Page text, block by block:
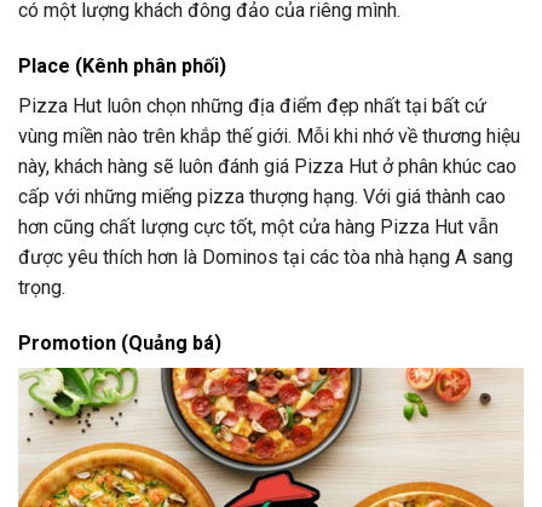
có một lượng khách đông đảo của riêng mình.
Place (Kênh phân phối)
Pizza Hut luôn chọn những địa điểm đẹp nhất tại bất cứ
vùng miền nào trên khắp thế giới. Mỗi khi nhớ về thương hiệu
này, khách hàng sẽ luôn đánh giá Pizza Hut ở phân khúc cao
cấp với những miếng pizza thượng hạng. Với giá thành cao
hơn cũng chất lượng cực tốt, một cửa hàng Pizza Hut vẫn
được yêu thích hơn là Dominos tại các tòa nhà hạng A sang
trọng.
Promotion (Quảng bá)